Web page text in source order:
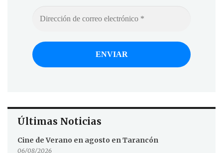
Últimas Noticias
Cine de Verano en agosto en Tarancón
06/08/2026